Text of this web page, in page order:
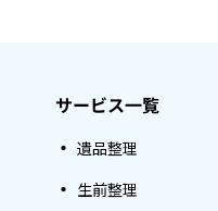
サービス一覧
遺品整理
生前整理